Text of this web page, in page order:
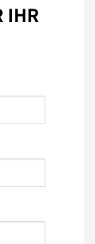
IHR